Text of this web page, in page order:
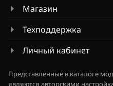
Dongfeng
Exeed
FAW
Bosch MED9.5.x
BOSCH MG1CA811
Bosch MG1CS001
Delphi DCM6.2
Магазин
Техподдержка
Личный кабинет
Представленные в каталоге
являются авторскими